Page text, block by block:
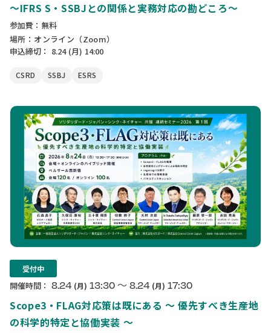
〜IFRS S・SSBJとの関係と実務対応の勘どころ〜
参加費：無料
場所：オンライン（Zoom）
申込締切： 8.24 (月) 14:00
CSRD SSBJ ESRS
受付中
開催時間： 8.24 (月) 13:30 〜 8.24 (月) 17:30
Scope3・FLAG対応策は既にある ～ 優先すべき生産地
の科学的特定と協働実装 ～